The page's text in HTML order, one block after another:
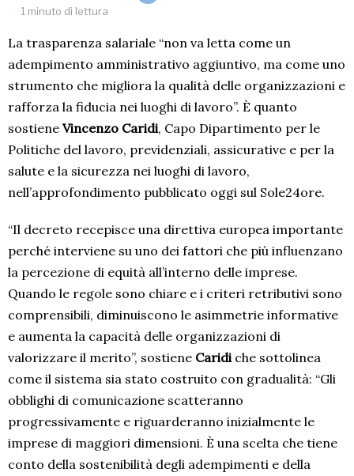
1 minuto di lettura
La trasparenza salariale “non va letta come un
adempimento amministrativo aggiuntivo, ma come uno
strumento che migliora la qualità delle organizzazioni e
rafforza la fiducia nei luoghi di lavoro”. È quanto
sostiene Vincenzo Caridi, Capo Dipartimento per le
Politiche del lavoro, previdenziali, assicurative e per la
salute e la sicurezza nei luoghi di lavoro,
nell’approfondimento pubblicato oggi sul Sole24ore.
“Il decreto recepisce una direttiva europea importante
perché interviene su uno dei fattori che più influenzano
la percezione di equità all’interno delle imprese.
Quando le regole sono chiare e i criteri retributivi sono
comprensibili, diminuiscono le asimmetrie informative
e aumenta la capacità delle organizzazioni di
valorizzare il merito”, sostiene Caridiche sottolinea
come il sistema sia stato costruito con gradualità: “Gli
obblighi di comunicazione scatteranno
progressivamente e riguarderanno inizialmente le
imprese di maggiori dimensioni. È una scelta che tiene
conto della sostenibilità degli adempimenti e della